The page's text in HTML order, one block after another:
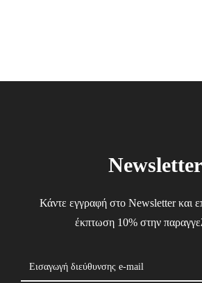
Newsletter
Κάντε εγγραφή στο Newsletter και
έκπτωση 10% στην